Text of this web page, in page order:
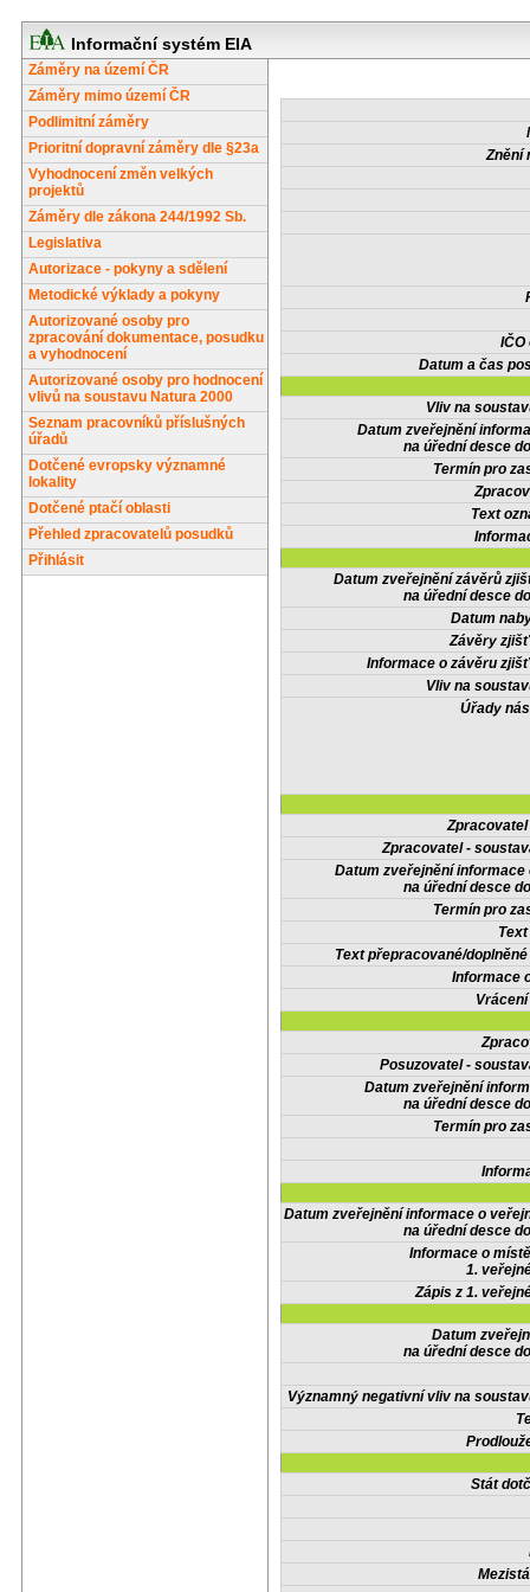
Informační systém EIA
Záměry na území ČR
Záměry mimo území ČR
Podlimitní záměry
Prioritní dopravní záměry dle §23a
Vyhodnocení změn velkých
projektů
Záměry dle zákona 244/1992 Sb.
Legislativa
Autorizace - pokyny a sdělení
Metodické výklady a pokyny
Autorizované osoby pro
zpracování dokumentace, posudku
a vyhodnocení
Autorizované osoby pro hodnocení
vlivů na soustavu Natura 2000
Seznam pracovníků příslušných
úřadů
Dotčené evropsky významné
lokality
Dotčené ptačí oblasti
Přehled zpracovatelů posudků
Přihlásit
Znění
IČO
Datum a čas
Vliv na
Datum zveřejnění
na úřední desce
Termín pro
Text
Datum zveřejnění závěrů
na úřední desce
Datum
Závěry
Informace o závěru
Vliv na
Úřady
Zpracovatel -
Datum zveřejnění informace
na úřední desce
Termín pro
Text přepracované/
Informace
Posuzovatel -
Datum zveřejnění
na úřední desce
Termín pro
Datum zveřejnění informace o
na úřední desce
Informace o
1.
Zápis z 1.
Datum
na úřední desce
Významný negativní vliv na
Stát